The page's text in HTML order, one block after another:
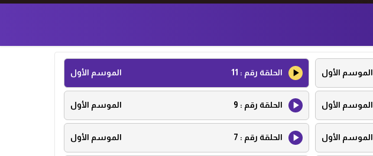
الموسم الأول الحلقة رقم : 11 الموسم الأول
الموسم الأول الحلقة رقم : 9 الموسم الأول
الموسم الأول الحلقة رقم : 7 الموسم الأول